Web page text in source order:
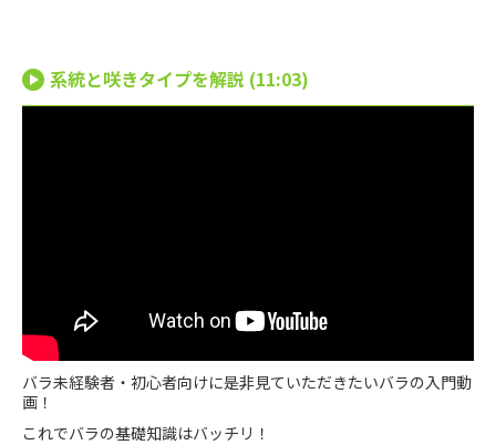
系統と咲きタイプを解説 (11:03)
バラ未経験者・初心者向けに是非見ていただきたいバラの入門動
画！
これでバラの基礎知識はバッチリ！